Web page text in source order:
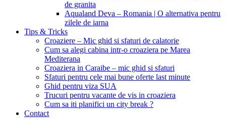
de granita
Aqualand Deva – Romania | O alternativa pentru
zilele de iarna
Tips & Tricks
Croaziere – Mic ghid si sfaturi de calatorie
Cum sa alegi cabina intr-o croaziera pe Marea
Mediterana
Croaziera in Caraibe – mic ghid si sfaturi
Sfaturi pentru cele mai bune oferte last minute
Ghid pentru viza SUA
Trucuri pentru vacante de vis in croaziera
Cum sa iti planifici un city break ?
Contact